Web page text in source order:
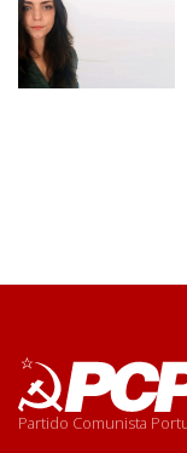
Partido Comunista